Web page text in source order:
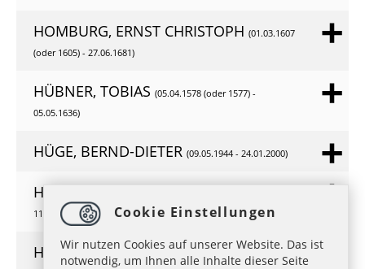
HOMBURG, ERNST CHRISTOPH (01.03.1607
(oder 1605) - 27.06.1681)
HÜBNER, TOBIAS (05.04.1578 (oder 1577) -
05.05.1636)
HÜGE, BERND-DIETER (09.05.1944 - 24.01.2000)
HUGO DE SANCTO VICTORE,
11.02.1141)
HUGO VON ST. VICTOR, ( - )
Cookie Einstellungen
Wir nutzen Cookies auf unserer Website. Das ist
notwendig, um Ihnen alle Inhalte dieser Seite